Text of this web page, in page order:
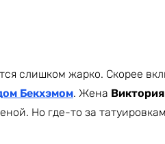
слишком жарко. Скорее
Бекхэмом. Жена Виктория
Но где-то за